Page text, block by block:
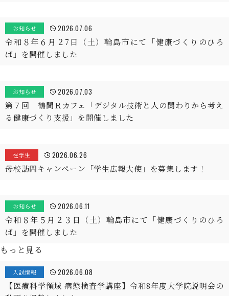
お知らせ 2026.07.06
令和８年６月２7日（土）輪島市にて「健康づくりのひろ
ば」を開催しました
お知らせ 2026.07.03
第７回 鶴間Ｒカフェ「デジタル技術と人の関わりから考え
る健康づくり支援」を開催しました
在学生 2026.06.26
母校訪問キャンペーン「学生広報大使」を募集します！
お知らせ 2026.06.11
令和８年５月２３日（土）輪島市にて「健康づくりのひろ
ば」を開催しました
もっと見る
入試情報 2026.06.08
【医療科学領域 病態検査学講座】令和8年度大学院説明会の